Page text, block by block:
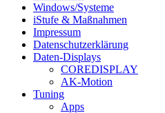
Windows/Systeme
iStufe & Maßnahmen
Impressum
Datenschutzerklärung
Daten-Displays
COREDISPLAY
AK-Motion
Tuning
Apps